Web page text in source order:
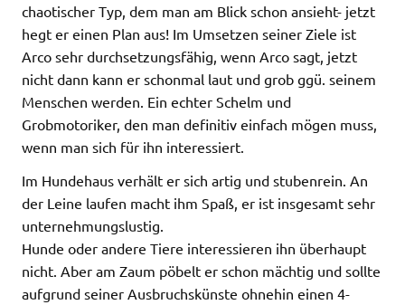
chaotischer Typ, dem man am Blick schon ansieht- jetzt
hegt er einen Plan aus! Im Umsetzen seiner Ziele ist
Arco sehr durchsetzungsfähig, wenn Arco sagt, jetzt
nicht dann kann er schonmal laut und grob ggü. seinem
Menschen werden. Ein echter Schelm und
Grobmotoriker, den man definitiv einfach mögen muss,
wenn man sich für ihn interessiert.
Im Hundehaus verhält er sich artig und stubenrein. An
der Leine laufen macht ihm Spaß, er ist insgesamt sehr
unternehmungslustig.
Hunde oder andere Tiere interessieren ihn überhaupt
nicht. Aber am Zaum pöbelt er schon mächtig und sollte
aufgrund seiner Ausbruchskünste ohnehin einen 4-